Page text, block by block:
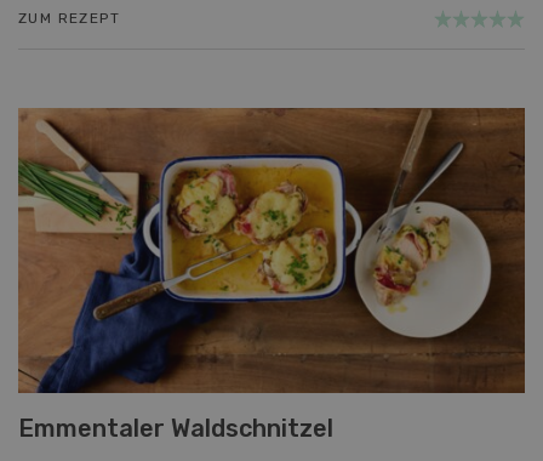
ZUM REZEPT
Emmentaler Waldschnitzel